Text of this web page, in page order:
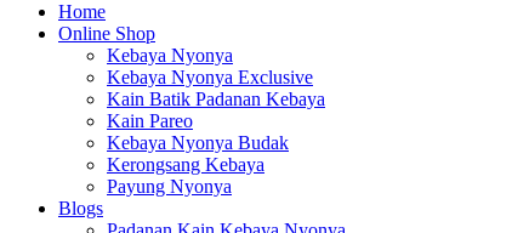
Home
Online Shop
Kebaya Nyonya
Kebaya Nyonya Exclusive
Kain Batik Padanan Kebaya
Kain Pareo
Kebaya Nyonya Budak
Kerongsang Kebaya
Payung Nyonya
Blogs